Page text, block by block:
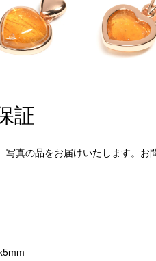
証
写真の品をお届けいたします。お